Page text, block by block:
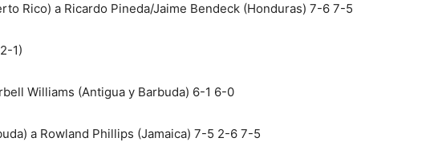
Rico) a Ricardo Pineda/Jaime Bendeck (Honduras) 7-6 7-5
1)
Williams (Antigua y Barbuda) 6-1 6-0
a Rowland Phillips (Jamaica) 7-5 2-6 7-5